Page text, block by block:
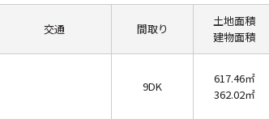
交通 間取り
土地面積
建物面積
9DK
617.46㎡
362.02㎡